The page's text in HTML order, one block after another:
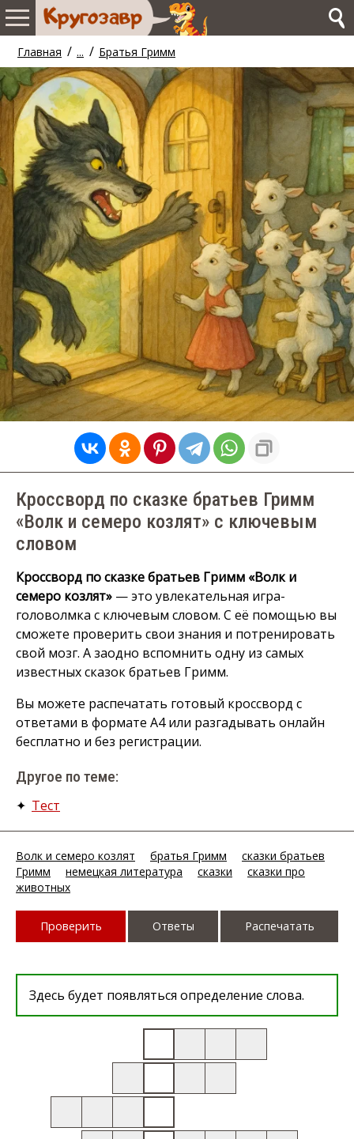
Главная / ... / Братья Гримм
Кроссворд по сказке братьев Гримм
«Волк и семеро козлят» с ключевым
словом
Кроссворд по сказке братьев Гримм «Волк и
семеро козлят» — это увлекательная игра-
головолмка с ключевым словом. С её помощью вы
сможете проверить свои знания и потренировать
свой мозг. А заодно вспомнить одну из самых
известных сказок братьев Гримм.
Вы можете распечатать готовый кроссворд с
ответами в формате А4 или разгадывать онлайн
бесплатно и без регистрации.
Другое по теме:
✦ Тест
Волк и семеро козлят братья Гримм
сказки братьев
Гримм
немецкая литература сказки
сказки про
животных
Проверить Ответы Распечатать
Здесь будет появляться определение слова.